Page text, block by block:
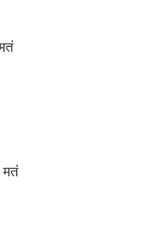
मतं